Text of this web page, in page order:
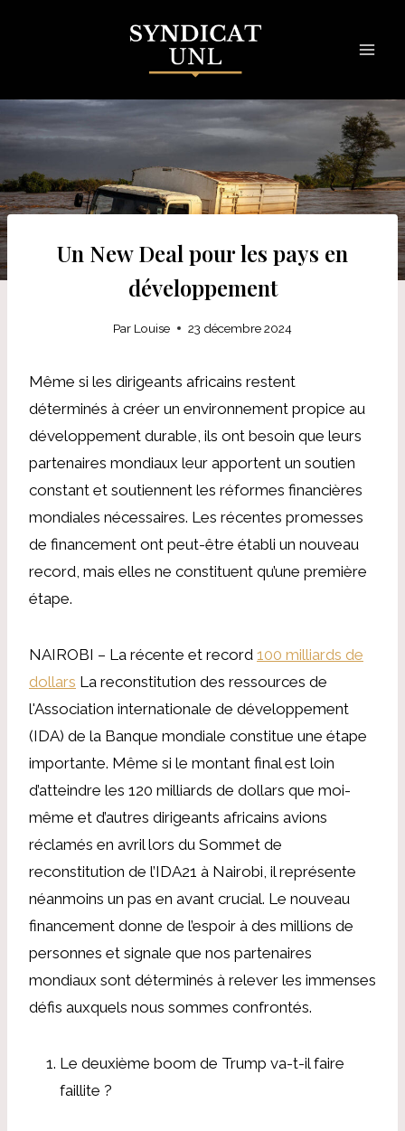
Un New Deal pour les pays en
développement
Par Louise 23 décembre 2024
Même si les dirigeants africains restent
déterminés à créer un environnement propice au
développement durable, ils ont besoin que leurs
partenaires mondiaux leur apportent un soutien
constant et soutiennent les réformes financières
mondiales nécessaires. Les récentes promesses
de financement ont peut-être établi un nouveau
record, mais elles ne constituent qu’une première
étape.
NAIROBI – La récente et record 100 milliards de
dollars La reconstitution des ressources de
l'Association internationale de développement
(IDA) de la Banque mondiale constitue une étape
importante. Même si le montant final est loin
d’atteindre les 120 milliards de dollars que moi-
même et d’autres dirigeants africains avions
réclamés en avril lors du Sommet de
reconstitution de l’IDA21 à Nairobi, il représente
néanmoins un pas en avant crucial. Le nouveau
financement donne de l’espoir à des millions de
personnes et signale que nos partenaires
mondiaux sont déterminés à relever les immenses
défis auxquels nous sommes confrontés.
Le deuxième boom de Trump va-t-il faire
faillite ?